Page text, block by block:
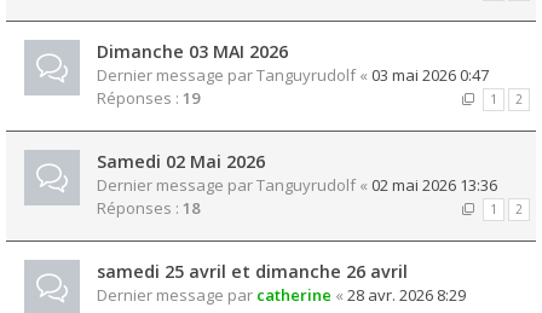
Dimanche 03 MAI 2026
Dernier message parTanguyrudolf« 03 mai 2026 0:47
Réponses : 19 1 2
Samedi 02 Mai 2026
Dernier message parTanguyrudolf« 02 mai 2026 13:36
Réponses : 18 1 2
samedi 25 avril et dimanche 26 avril
Dernier message par catherine « 28 avr. 2026 8:29